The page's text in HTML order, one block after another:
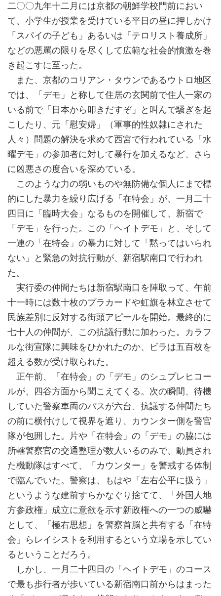
二〇〇九年十二月には京都の朝鮮学校門前におい
て、小学生が授業を受けている平日の昼に押しかけ
「スパイの子ども」あるいは「テロリスト養成所」
などの悪罵の限りを尽くして広範な社会的憤激を巻
き起こすに至った。
また、京都のコリアン・タウンであるウトロ地区
では、「デモ」と称して住居の玄関前で住人一家の
いる前で「日本から叩きだすぞ」と叫んで騒ぎを起
こしたり、元「慰安婦」（軍事的性奴隷にされた
人々）問題の解決を求めて西宮で行われている「水
曜デモ」の参加者に対して暴行を加えるなど、さら
に凶悪さの度合いを深めている。
このような力の弱いものや無防備な個人にまで標
的にした暴力を繰り広げる「在特会」が、一月二十
四日に「臨時大会」なるものを開催して、新宿で
「デモ」を行った。この「ヘイトデモ」と、そして
一連の「在特会」の暴力に対して「黙ってはいられ
ない」と緊急の対抗行動が、新宿駅南口で行われ
た。
実行委の仲間たちは新宿駅南口を陣取って、午前
十一時には数十枚のプラカードや虹旗を林立させて
民族差別に反対する街頭アピールを開始。最終的に
七十人の仲間が、この抗議行動に加わった。カラフ
ルな街宣隊に興味をひかれたのか、ビラは五百枚を
超える数が受け取られた。
正午前、「在特会」の「デモ」のシュプレヒコー
ルが、四谷方面から聞こえてくる。次の瞬間、待機
していた警察車両のバスが六台、抗議する仲間たち
の前に横付けして視界を遮り、カウンター側を警官
隊が包囲した。片や「在特会」の「デモ」の脇には
所轄警察官の交通整理が数人いるのみで、動員され
た機動隊はすべて、「カウンター」を警戒する体制
で臨んでいた。警察は、もはや「左右公平に扱う」
というような建前すらかなぐり捨てて、「外国人地
方参政権」成立に意欲を示す新政権への一つの威嚇
として、「極右思想」を警察首脳と共有する「在特
会」らレイシストを利用するという立場を示してい
るということだろう。
しかし、一月二十四日の「ヘイトデモ」のコース
で最も歩行者が歩いている新宿南口前からはまった